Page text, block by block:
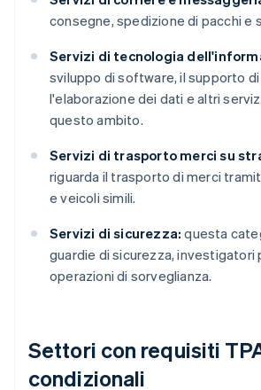
consegne, spedizione di pacchi e
Servizi di tecnologia
sviluppo di software, il supporto
l'elaborazione dei dati e altri
questo ambito.
Servizi di trasporto merci su
riguarda il trasporto di merci
e veicoli simili.
Servizi di sicurezza: questa
guardie di sicurezza, investigatori
operazioni di sorveglianza.
Settori con requisiti
condizionali